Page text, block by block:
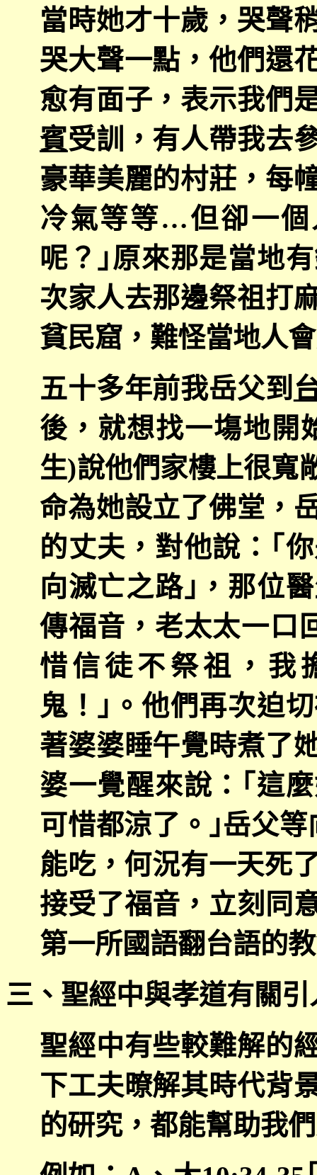
當時她才十歲，哭聲
哭大聲一點，他們還
愈有面子，表示我們
賓受訓，有人帶我去
豪華美麗的村莊，每
冷氣等等…但卻一個
呢？｣原來那是當地
次家人去那邊祭祖打
貧民窟，難怪當地人
五十多年前我岳父到
後，就想找一塲地開
生)說他們家樓上很寬
命為她設立了佛堂，
的丈夫，對他說：｢
向滅亡之路｣，那位
傳福音，老太太一口
惜信徒不祭祖，我
鬼！｣。他們再次迫
著婆婆睡午覺時煮了
婆一覺醒來說：｢這
可惜都涼了。｣岳父
能吃，何況有一天死
接受了福音，立刻同
第一所國語翻台語的
三、聖經中與孝道有關
聖經中有些較難解的
下工夫暸解其時代背
的研究，都能幫助我